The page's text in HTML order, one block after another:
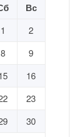
Вс
1
2
8
9
16
23
30